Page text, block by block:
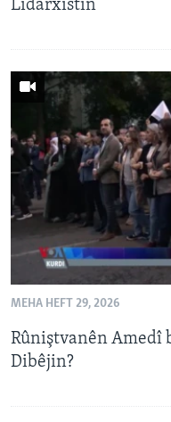
Lidarxistin
MEHA HEFT 29, 2026
Rûniştvanên Amedî
Dibêjin?